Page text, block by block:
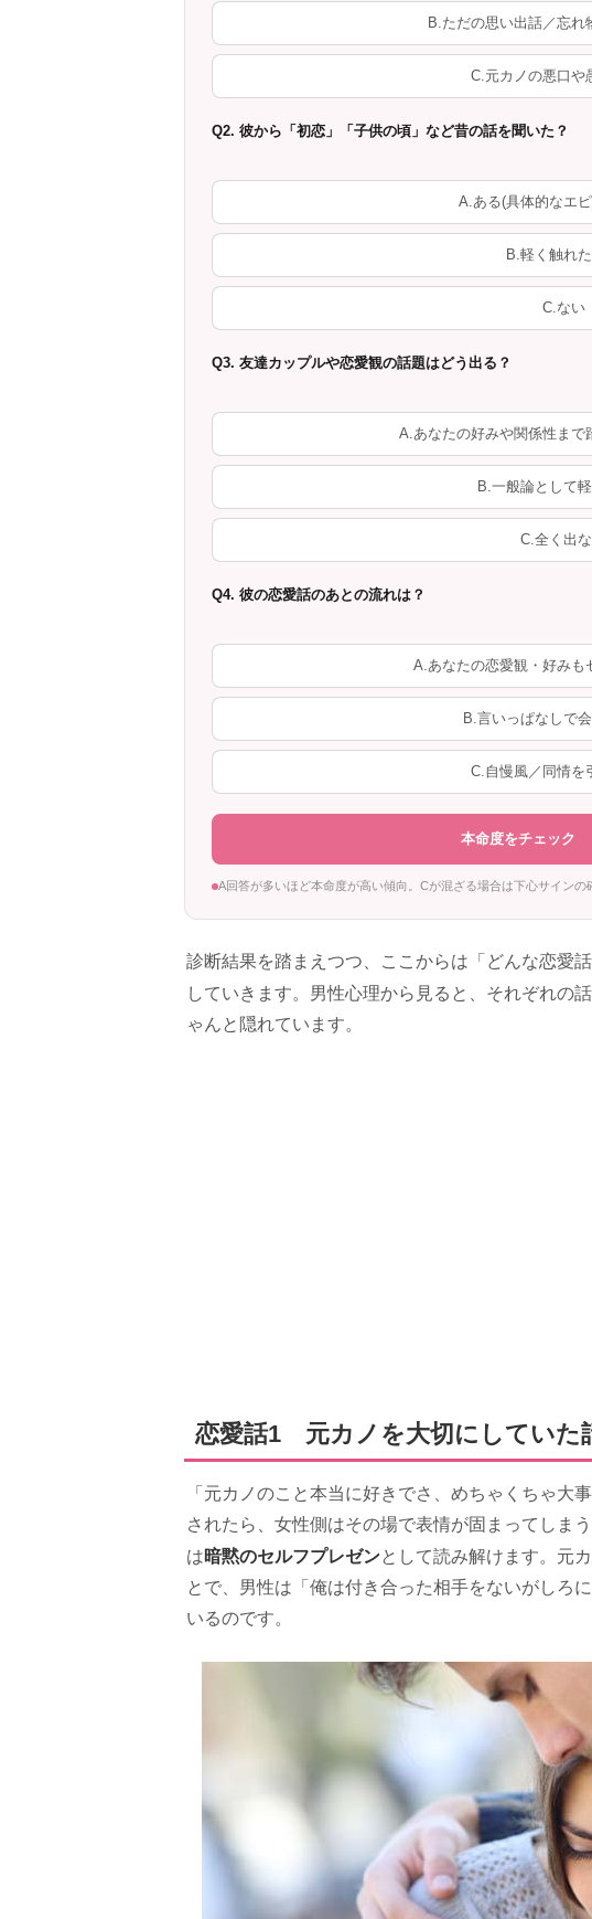
B.ただの思い出話／忘れ
C.元カノの悪口や
Q2. 彼から「初恋」「子供の頃」など昔の話を聞いた？
A.ある(具体的なエ
B.軽く触れ
C.ない
Q3. 友達カップルや恋愛観の話題はどう出る？
A.あなたの好みや関係性まで
B.一般論として
C.全く出
Q4. 彼の恋愛話のあとの流れは？
A.あなたの恋愛観・好みも
B.言いっぱなしで
C.自慢風／同情を
本命度をチェック
A回答が多いほど本命度が高い傾向。Cが混ざる場合は下心サインの
診断結果を踏まえつつ、ここからは「どんな恋愛
していきます。男性心理から見ると、それぞれの
ゃんと隠れています。
恋愛話1 元カノを大切にしていた
「元カノのこと本当に好きでさ、めちゃくちゃ
されたら、女性側はその場で表情が固まってしま
は暗黙のセルフプレゼンとして読み解けます。元
とで、男性は「俺は付き合った相手をないがしろ
いるのです。